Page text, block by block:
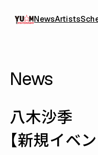
NewsArtists
News
八木沙季
【新規イベ